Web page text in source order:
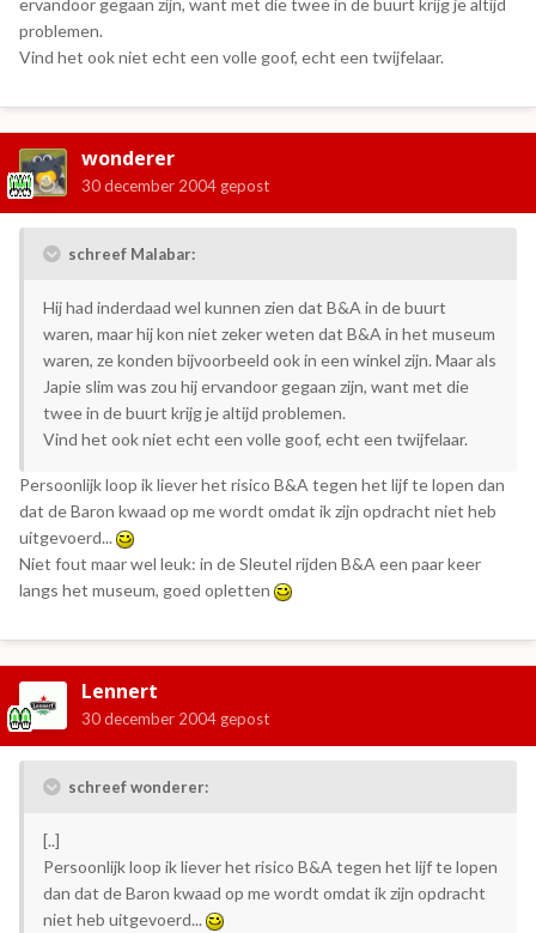
problemen.
Vind het ook niet echt een volle goof, echt een twijfelaar.
wonderer
30 december 2004 gepost
schreef Malabar:
Hij had inderdaad wel kunnen zien dat B&A in de buurt
waren, maar hij kon niet zeker weten dat B&A in het museum
waren, ze konden bijvoorbeeld ook in een winkel zijn. Maar als
Japie slim was zou hij ervandoor gegaan zijn, want met die
twee in de buurt krijg je altijd problemen.
Vind het ook niet echt een volle goof, echt een twijfelaar.
Persoonlijk loop ik liever het risico B&A tegen het lijf te lopen dan
dat de Baron kwaad op me wordt omdat ik zijn opdracht niet heb
uitgevoerd...
Niet fout maar wel leuk: in de Sleutel rijden B&A een paar keer
langs het museum, goed opletten
Lennert
30 december 2004 gepost
schreef wonderer:
[..]
Persoonlijk loop ik liever het risico B&A tegen het lijf te lopen
dan dat de Baron kwaad op me wordt omdat ik zijn opdracht
niet heb uitgevoerd...